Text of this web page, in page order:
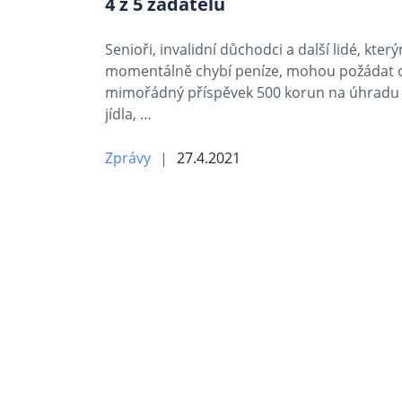
Senioři, invalidní důchodci a další lidé,
momentálně chybí peníze, mohou požádat
mimořádný příspěvek 500 korun na úhradu
jídla, …
Zprávy 27.4.2021